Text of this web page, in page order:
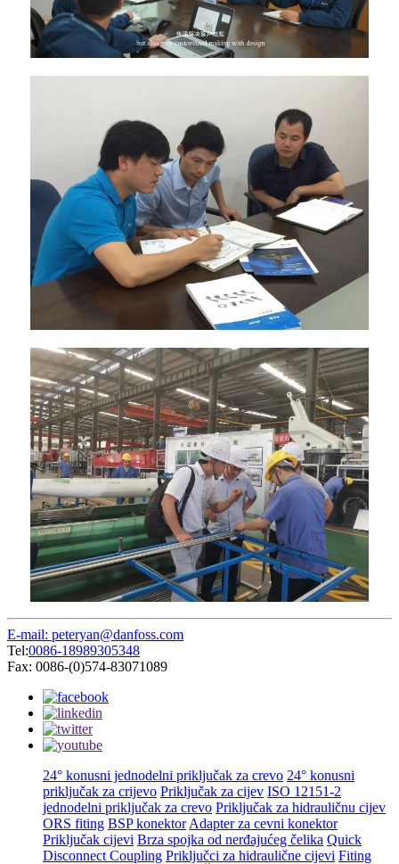
E-mail: peteryan@danfoss.com
Tel:0086-18989305348
Fax: 0086-(0)574-83071089
24° konusni jednodelni priključak za crevo 24° konusni
priključak za crijevo Priključak za cijev ISO 12151-2
jednodelni priključak za crevo Priključak za hidrauličnu cijev
ORS fiting BSP konektor Adapter za cevni konektor
Priključak cijevi Brza spojka od nerđajućeg čelika Quick
Disconnect Coupling Priključci za hidraulične cijevi Fiting